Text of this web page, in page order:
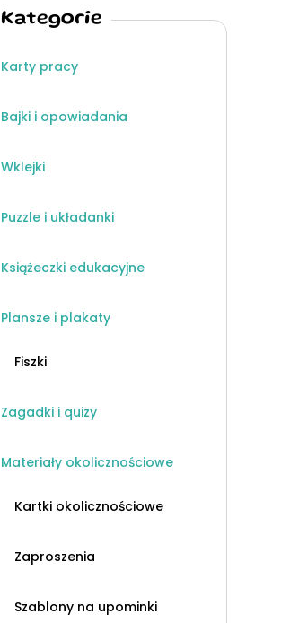
Kategorie
Karty pracy
Bajki i opowiadania
Wklejki
Puzzle i układanki
Książeczki edukacyjne
Plansze i plakaty
Fiszki
Zagadki i quizy
Materiały okolicznościowe
Kartki okolicznościowe
Zaproszenia
Szablony na upominki